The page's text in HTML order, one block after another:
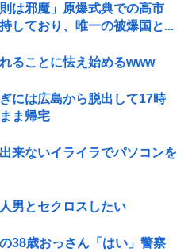
は邪魔」原爆式典での高市
しており、唯一の被爆国と...
ることに怯え始めるwww
には広島から脱出して17時
ま帰宅
来ないイライラでパソコンを
男とセクロスしたい
38歳おっさん「はい」警察